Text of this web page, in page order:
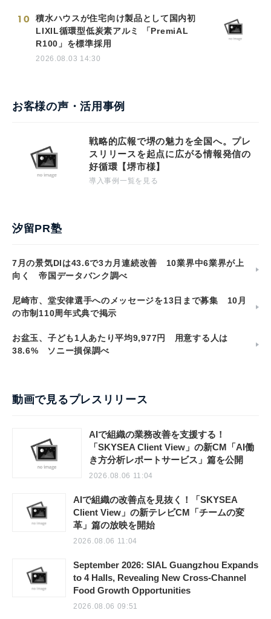
10
積水ハウスが住宅向け製品として国内初
LIXIL循環型低炭素アルミ 「PremiAL
R100」を標準採用
2026.08.03 14:30
お客様の声・活用事例
戦略的広報で堺の魅力を全国へ。プレ
スリリースを起点に広がる情報発信の
好循環【堺市様】
導入事例一覧を見る
汐留PR塾
7月の景気DIは43.6で3カ月連続改善 10業界中6業界が上
向く 帝国データバンク調べ
尼崎市、堂安律選手へのメッセージを13日まで募集 10月
の市制110周年式典で掲示
お盆玉、子ども1人あたり平均9,977円 用意する人は
38.6% ソニー損保調べ
動画で見るプレスリリース
AIで組織の業務改善を支援する！
「SKYSEA Client View」の新CM「AI働
き方分析レポートサービス」篇を公開
2026.08.06 11:04
AIで組織の改善点を見抜く！「SKYSEA
Client View」の新テレビCM「チームの変
革」篇の放映を開始
2026.08.06 11:04
September 2026: SIAL Guangzhou Expands
to 4 Halls, Revealing New Cross-Channel
Food Growth Opportunities
2026.08.06 09:51